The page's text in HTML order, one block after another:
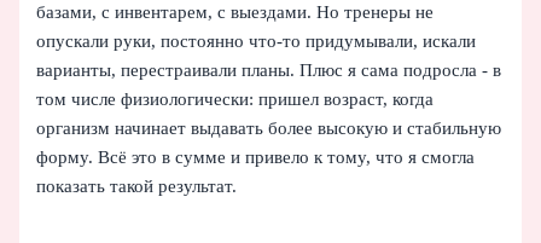
базами, с инвентарем, с выездами. Но тренеры не
опускали руки, постоянно что‑то придумывали, искали
варианты, перестраивали планы. Плюс я сама подросла - в
том числе физиологически: пришел возраст, когда
организм начинает выдавать более высокую и стабильную
форму. Всё это в сумме и привело к тому, что я смогла
показать такой результат.